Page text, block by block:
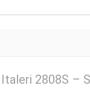
Italeri 2808S –